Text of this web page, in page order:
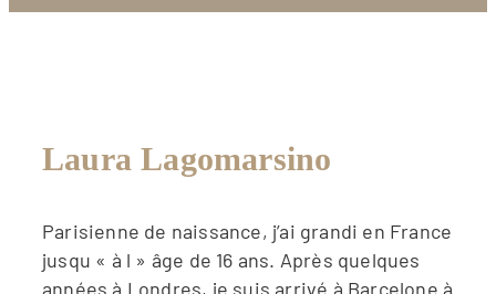
Laura Lagomarsino
Parisienne de naissance, j’ai grandi en France
jusqu « à l » âge de 16 ans. Après quelques
années à Londres, je suis arrivé à Barcelone à